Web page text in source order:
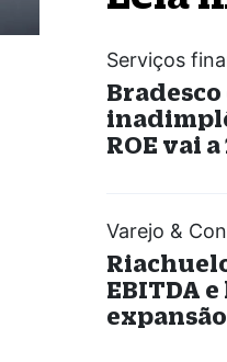
Serviços
ROE vai a
Varejo &
EBITDA
expansão